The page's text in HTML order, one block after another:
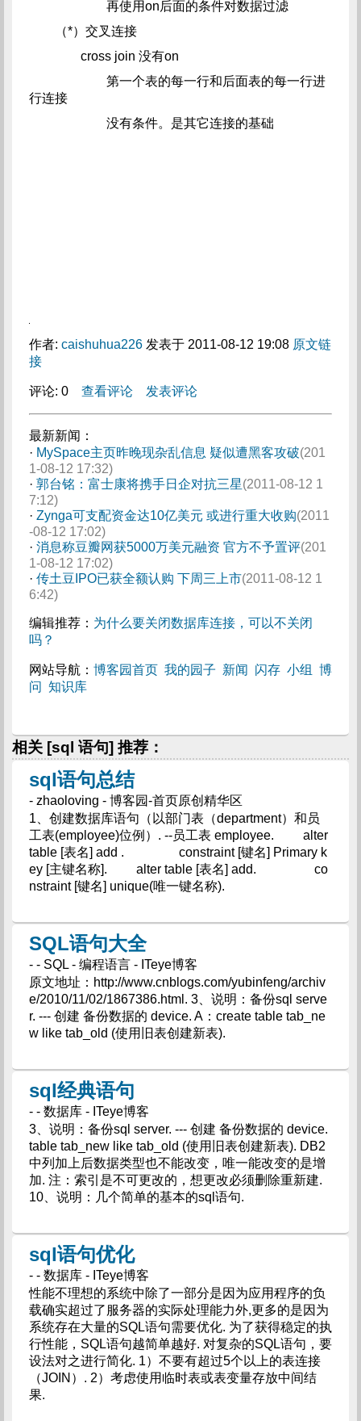
再使用on后面的条件对数据过滤
（*）交叉连接
cross join 没有on
第一个表的每一行和后面表的每一行进
行连接
没有条件。是其它连接的基础
作者: caishuhua226发表于 2011-08-12 19:08 原文链
接
评论: 0 查看评论 发表评论
最新新闻：
· MySpace主页昨晚现杂乱信息 疑似遭黑客攻破(201
1-08-12 17:32)
· 郭台铭：富士康将携手日企对抗三星(2011-08-12 1
7:12)
· Zynga可支配资金达10亿美元 或进行重大收购(2011
-08-12 17:02)
· 消息称豆瓣网获5000万美元融资 官方不予置评(201
1-08-12 17:02)
· 传土豆IPO已获全额认购 下周三上市(2011-08-12 1
6:42)
编辑推荐： 为什么要关闭数据库连接，可以不关闭
吗？
网站导航： 博客园首页 我的园子 新闻 闪存 小组
博
问 知识库
相关 [sql 语句] 推荐：
sql语句总结
- zhaoloving - 博客园-首页原创精华区
1、创建数据库语句（以部门表（department）和员
工表(employee)位例）. --员工表 employee. alter
table [表名] add . constraint [键名] Primary k
ey [主键名称]. alter table [表名] add. co
nstraint [键名] unique(唯一键名称).
SQL语句大全
- - SQL - 编程语言 - ITeye博客
原文地址：http://www.cnblogs.com/yubinfeng/archiv
e/2010/11/02/1867386.html. 3、说明：备份sql serve
r. --- 创建 备份数据的 device. A：create table tab_ne
w like tab_old (使用旧表创建新表).
sql经典语句
- - 数据库 - ITeye博客
3、说明：备份sql server. --- 创建 备份数据的 device.
table tab_new like tab_old (使用旧表创建新表). DB2
中列加上后数据类型也不能改变，唯一能改变的是增
加. 注：索引是不可更改的，想更改必须删除重新建.
10、说明：几个简单的基本的sql语句.
sql语句优化
- - 数据库 - ITeye博客
性能不理想的系统中除了一部分是因为应用程序的负
载确实超过了服务器的实际处理能力外,更多的是因为
系统存在大量的SQL语句需要优化. 为了获得稳定的执
行性能，SQL语句越简单越好. 对复杂的SQL语句，要
设法对之进行简化. 1）不要有超过5个以上的表连接
（JOIN）. 2）考虑使用临时表或表变量存放中间结
果.